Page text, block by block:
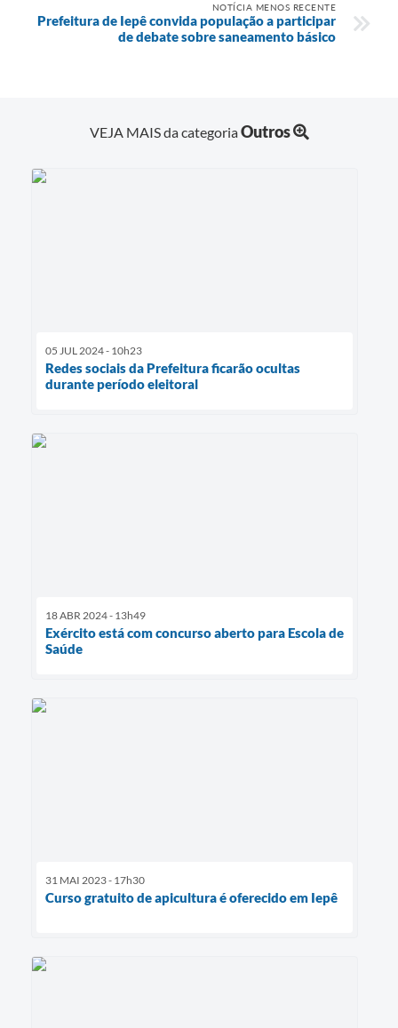
NOTÍCIA MENOS RECENTE
Prefeitura de Iepê convida população a participar
de debate sobre saneamento básico
VEJA MAIS da categoriaOutros
05 JUL 2024 - 10h23
Redes sociais da Prefeitura ficarão ocultas
durante período eleitoral
18 ABR 2024 - 13h49
Exército está com concurso aberto para Escola de
Saúde
31 MAI 2023 - 17h30
Curso gratuito de apicultura é oferecido em Iepê